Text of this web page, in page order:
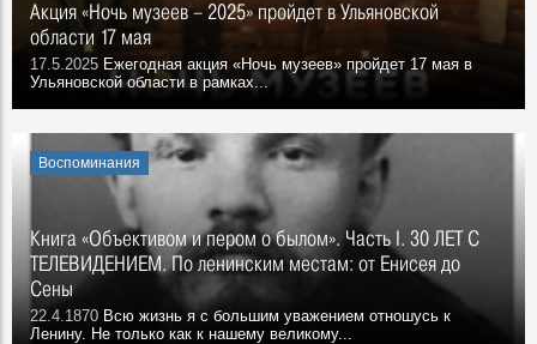
Акция «Ночь музеев – 2025» пройдет в Ульяновской
области 17 мая
17.5.2025 Ежегодная акция «Ночь музеев» пройдет 17 мая в
Ульяновской области в рамках...
Воспоминания
Книга «Объективом и пером о былом». Часть I. 30 ЛЕТ С
ТЕЛЕВИДЕНИЕМ. По ленинским местам: от Енисея до
Сены
22.4.1870 Всю жизнь я с большим уважением отношусь к
Ленину. Не только как к нашему великому...